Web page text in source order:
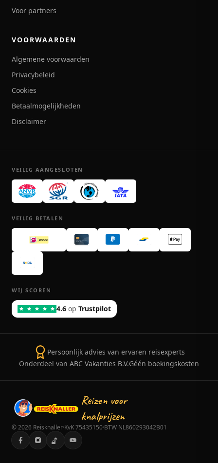
Voor partners
VOORWAARDEN
Algemene voorwaarden
Privacybeleid
Cookies
Betaalmogelijkheden
Disclaimer
VEILIG AANGESLOTEN
VEILIG BETALEN
WIJ SCOREN
4.6 op Trustpilot
Persoonlijk advies van ervaren reisexperts
Onderdeel van ABC Vakanties B.V.Géén boekingskosten
Reizen voor
knalprijzen
©2026 Reisknaller·KvK 75435150·BTW NL860293042B01